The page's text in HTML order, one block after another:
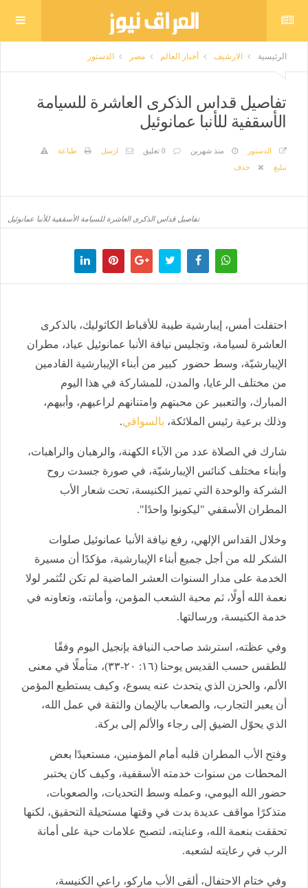
الرئيسية الارشيف أخبار العالم مصر الدستور
تفاصيل قداس الذكرى العاشرة للسيامة
الأسقفية للأنبا عمانوئيل
الدستور منذ شهرين 0 تعليق ارسل
طباعة
تبليغ
حذف
تفاصيل قداس الذكرى العاشرة للسيامة الأسقفية للأنبا عمانوئيل
احتفلت أمس، إيبارشية طيبة للأقباط الكاثوليك، بالذكرى
العاشرة لسيامة، وتجليس نيافة الأنبا عمانوئيل عياد، مطران
الإيبارشيّة، وسط حضور كبير من أبناء الإيبارشية القادمين
من مختلف الرعايا، والمدن، للمشاركة في هذا اليوم
المبارك، والتعبير عن محبتهم وامتنانهم لراعيهم، وأبيهم،
وذلك برعية رئيس الملائكة، بالسواقي.
شارك في الصلاة عدد من الآباء الكهنة، والرهبان والراهبات،
وأبناء مختلف كنائس الإيبارشيّة، في صورة جسدت روح
الشركة والوحدة التي تميز الكنيسة، تحت شعار الأب
المطران الأسقفي "ليكونوا واحدًا".
وخلال القداس الإلهي، رفع نيافة الأنبا عمانوئيل صلوات
الشكر لله من أجل جميع أبناء الإيبارشية، مؤكدًا أن مسيرة
الخدمة على مدار السنوات العشر الماضية لم تكن لتُثمر لولا
نعمة الله أولًا، ثم محبة الشعب المؤمن، وأمانته، وتعاونه في
خدمة الكنيسة، ورسالتها.
وفي عظته، استرشد صاحب النيافة بإنجيل اليوم وفقًا
للطقس حسب القديس يوحنا (١٦: ٢٠-٣٣)، متأملًا في معنى
الألم، والحزن الذي يتحدث عنه يسوع، وكيف يستطيع المؤمن
أن يعبر التجارب، والصعاب بالإيمان والثقة في عمل الله،
الذي يحوّل الضيق إلى رجاء والألم إلى بركة.
وفتح الأب المطران قلبه أمام المؤمنين، مستعيدًا بعض
المحطات من سنوات خدمته الأسقفية، وكيف كان يختبر
حضور الله اليومي، وعمله وسط التحديات، والصعوبات،
متذكرًا مواقف عديدة بدت في وقتها مستحيلة التحقيق، لكنها
تحققت بنعمة الله، وعنايته، لتصبح علامات حية على أمانة
الرب في رعايته لشعبه.
وفي ختام الاحتفال، ألقى الأب ماركو، راعي الكنيسة،